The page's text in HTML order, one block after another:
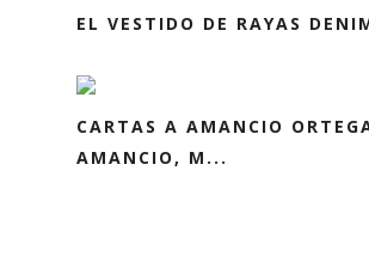
EL VESTIDO DE RAYAS
CARTAS A AMANCIO
AMANCIO, M...